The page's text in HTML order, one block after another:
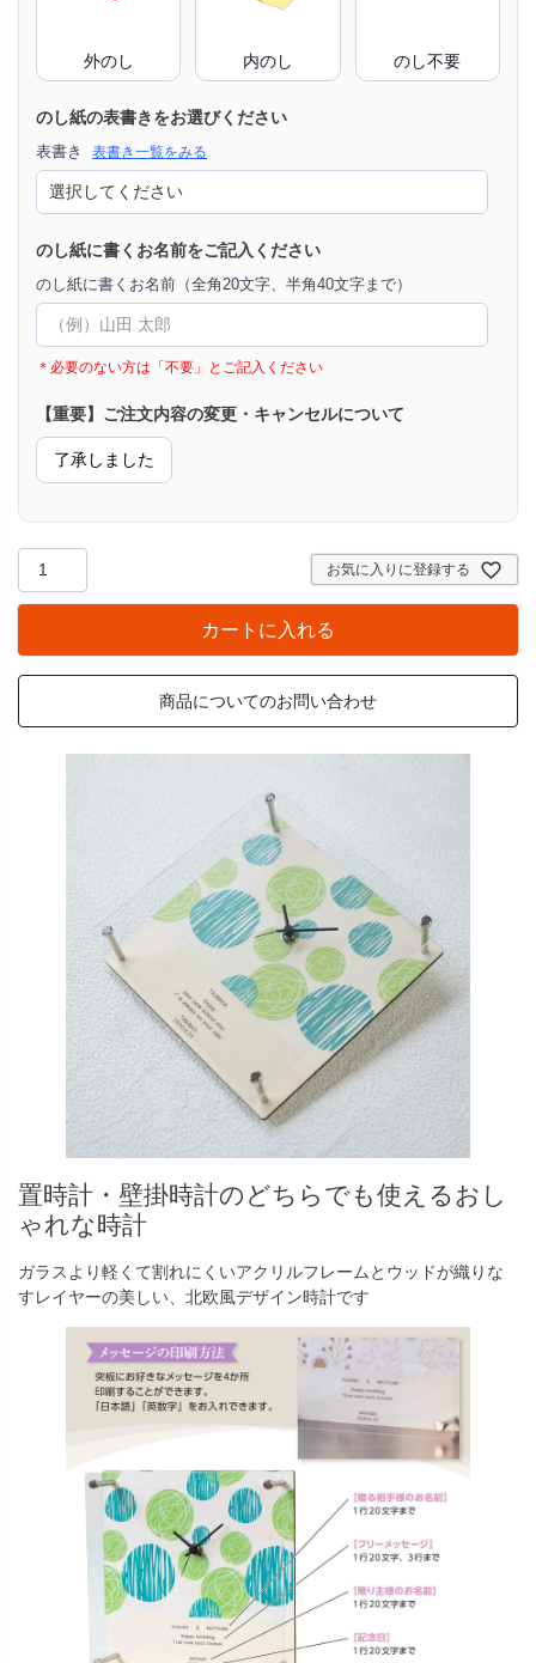
外のし 内のし のし不要
のし紙の表書きをお選びください
表書き 表書き一覧をみる
のし紙に書くお名前をご記入ください
のし紙に書くお名前（全角20文字、半角40文字まで）
＊必要のない方は「不要」とご記入ください
【重要】ご注文内容の変更・キャンセルについて
了承しました
お気に入りに登録する
カートに入れる
商品についてのお問い合わせ
置時計・壁掛時計のどちらでも使えるおし
ゃれな時計
ガラスより軽くて割れにくいアクリルフレームとウッドが織りな
すレイヤーの美しい、北欧風デザイン時計です